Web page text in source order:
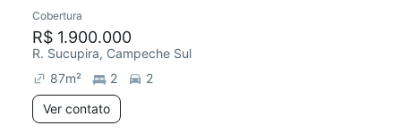
Cobertura
R$ 1.900.000
R. Sucupira, Campeche Sul
87m² 2
2
Ver contato